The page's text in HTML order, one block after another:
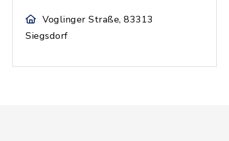
Voglinger Straße, 83313
Siegsdorf